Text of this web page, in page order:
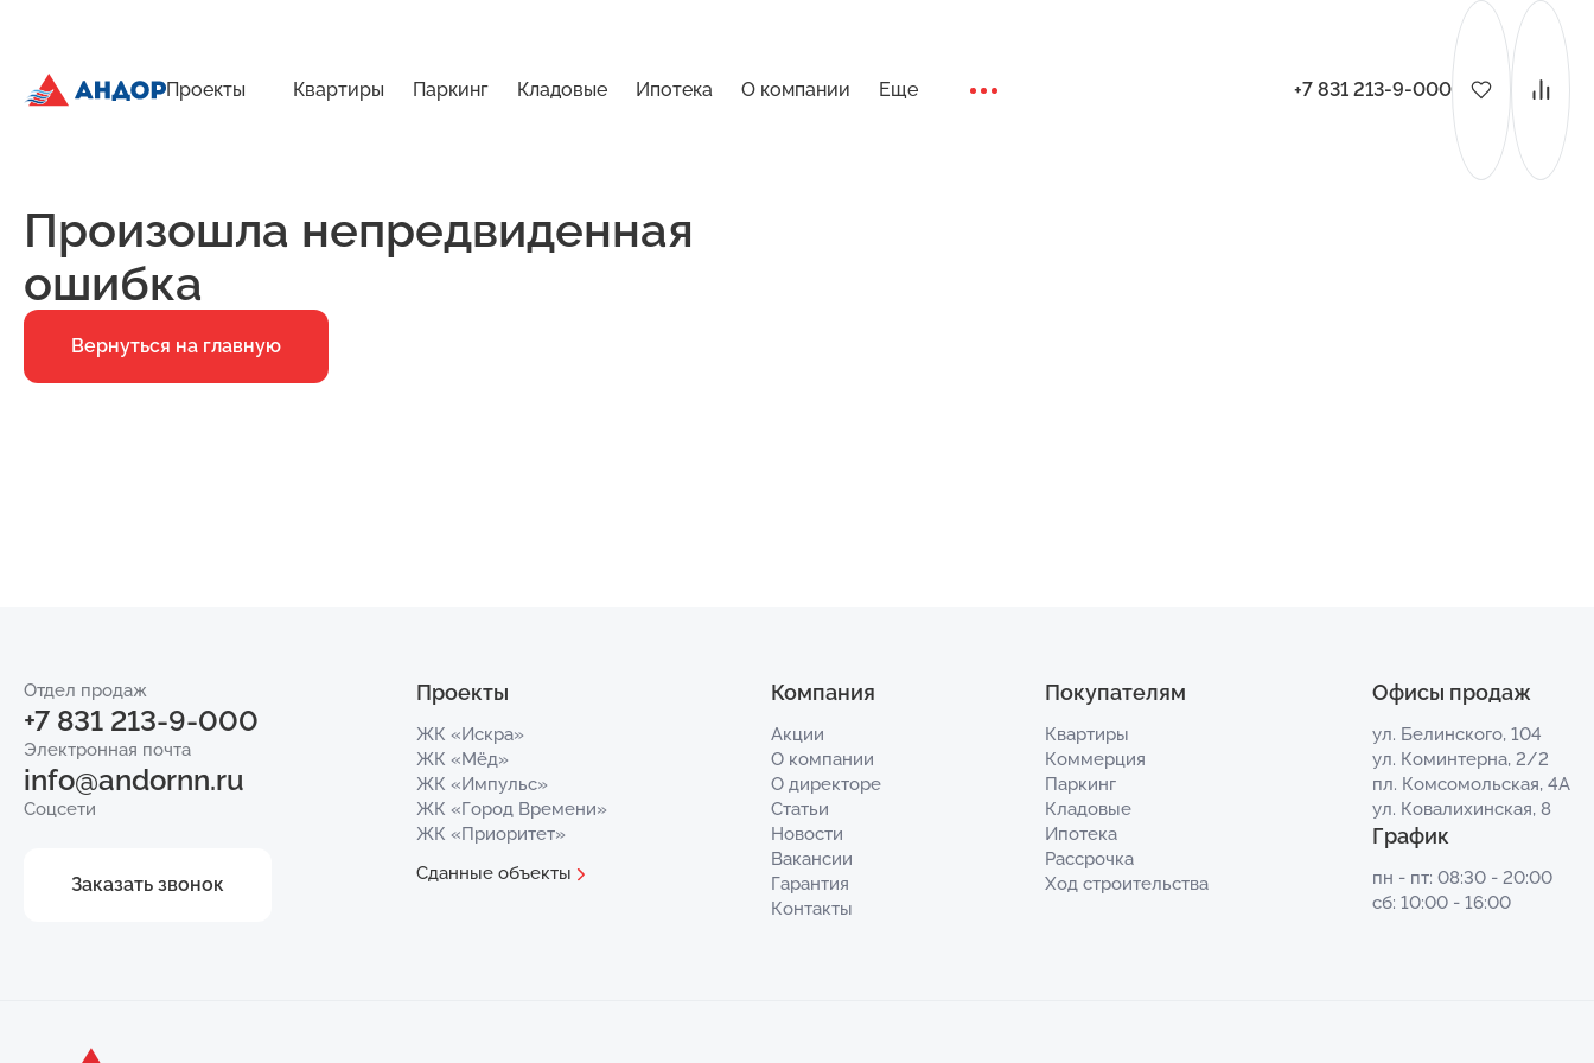
Проекты Квартиры Паркинг Кладовые Ипотека О компании Еще +7 831 213-9-000
Произошла непредвиденная
ошибка
Вернуться на главную
Отдел продаж
+7 831 213-9-000
Электронная почта
info@andornn.ru
Соцсети
Заказать звонок
Проекты
ЖК «Искра»
ЖК «Мёд»
ЖК «Импульс»
ЖК «Город Времени»
ЖК «Приоритет»
Сданные объекты
Компания
Акции
О компании
О директоре
Статьи
Новости
Вакансии
Гарантия
Контакты
Покупателям
Квартиры
Коммерция
Паркинг
Кладовые
Ипотека
Рассрочка
Ход строительства
Офисы продаж
ул. Белинского, 104
ул. Коминтерна, 2/2
пл. Комсомольская, 4А
ул. Ковалихинская, 8
График
пн - пт: 08:30 - 20:00
сб: 10:00 - 16:00